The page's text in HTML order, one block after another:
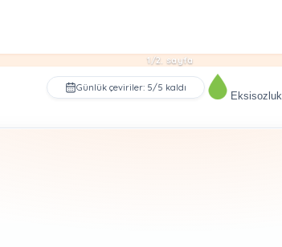
1/2. sayfa
Günlük çeviriler: 5/5 kaldı
Eksisozluk